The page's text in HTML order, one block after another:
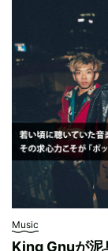
Music
King Gnuが泥